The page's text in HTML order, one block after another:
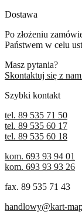
Dostawa
Po złożeniu
Państwem w celu
Masz pytania?
Skontaktuj się z
Szybki kontakt
tel. 89 535 71 50
tel. 89 535 60 17
tel. 89 535 60 18
kom. 693 93 94 01
kom. 693 93 93 26
fax. 89 535 71 43
handlowy@kart-